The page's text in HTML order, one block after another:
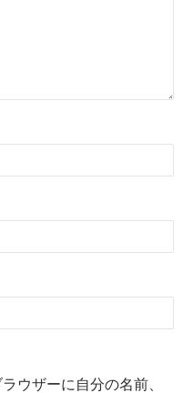
ウザーに自分の名前、